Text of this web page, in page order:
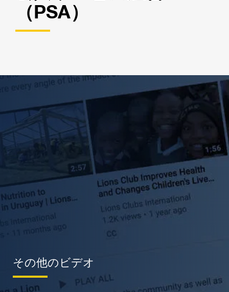
（PSA）
その他のビデオ